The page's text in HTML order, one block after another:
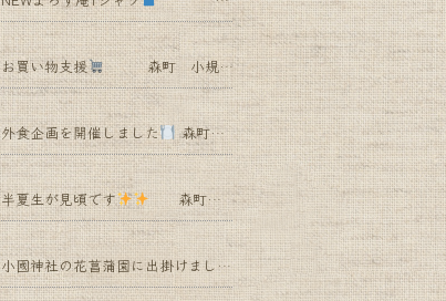
お買い物支援 森町 小規模多機能 よろず庵
外食企画を開催しました 森町 小規模多 機能 よろず庵
半夏生が見頃です 森町 小規模多機能 よろず庵
小國神社の花菖蒲園に出掛けました 森町 小規 模多機能 よ